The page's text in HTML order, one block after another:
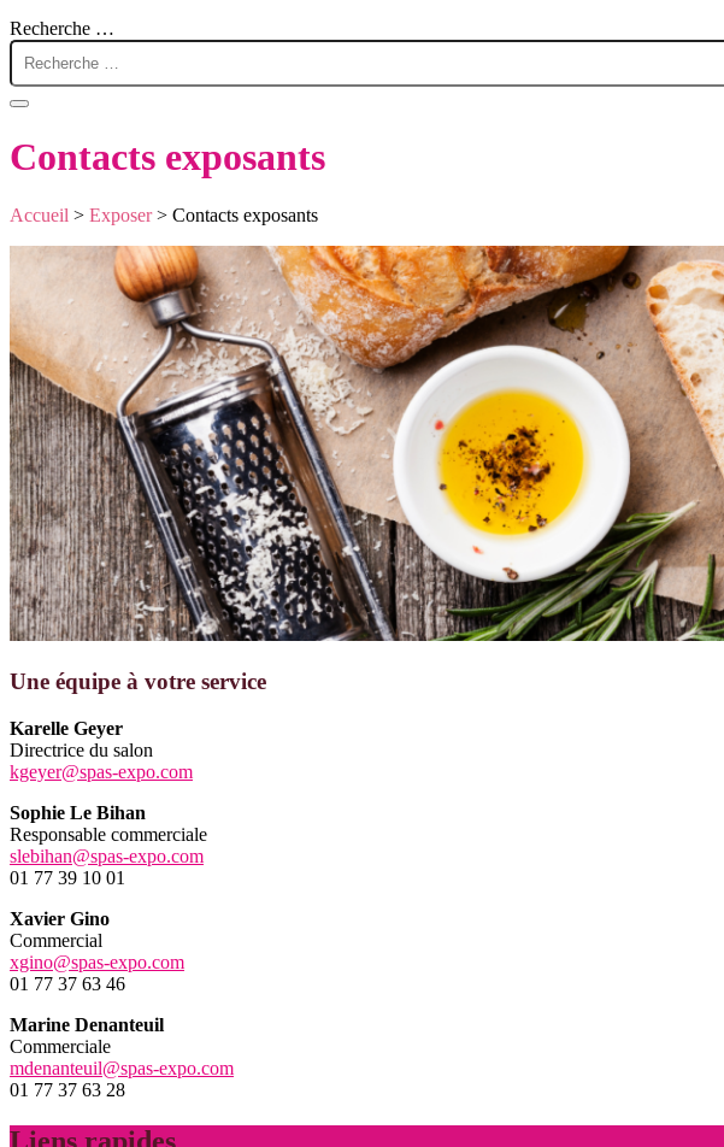
Recherche …
Contacts exposants
Accueil > Exposer> Contacts exposants
Une équipe à votre service
Karelle Geyer
Directrice du salon
kgeyer@spas-expo.com
Sophie Le Bihan
Responsable commerciale
slebihan@spas-expo.com
01 77 39 10 01
Xavier Gino
Commercial
xgino@spas-expo.com
01 77 37 63 46
Marine Denanteuil
Commerciale
mdenanteuil@spas-expo.com
01 77 37 63 28
Liens rapides